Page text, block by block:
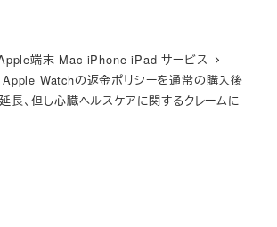
端末 Mac iPhone iPad サービス
Apple Watchの返金ポリシーを通常の購入後
長、但し心臓ヘルスケアに関するクレームに